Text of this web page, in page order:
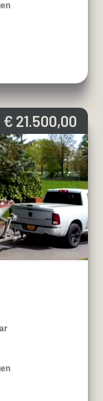
€ 21.500,00